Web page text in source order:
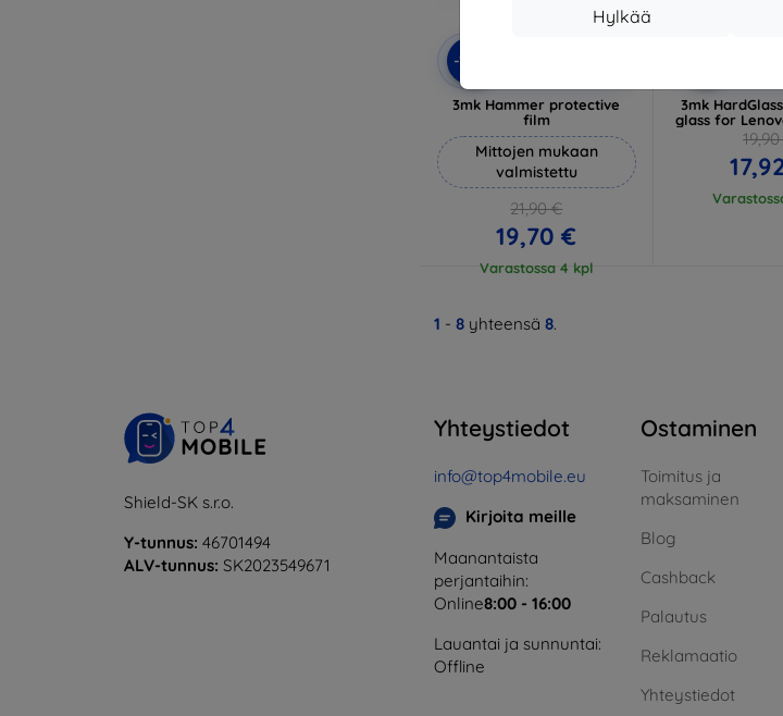
Hylkää
-10%
3mk Hammer protective
film
Mittojen mukaan
valmistettu
21,90 €
19,70 €
Varastossa 4 kpl
3mk
glass for
1 - 8 yhteensä 8.
Shield-SK s.r.o.
Y-tunnus: 46701494
ALV-tunnus: SK2023549671
Yhteystiedot
info@top4mobile.eu
Kirjoita meille
Maanantaista
perjantaihin:
Online8:00 - 16:00
Lauantai ja sunnuntai:
Offline
Ostaminen
Toimitus ja
maksaminen
Blog
Cashback
Palautus
Reklamaatio
Yhteystiedot